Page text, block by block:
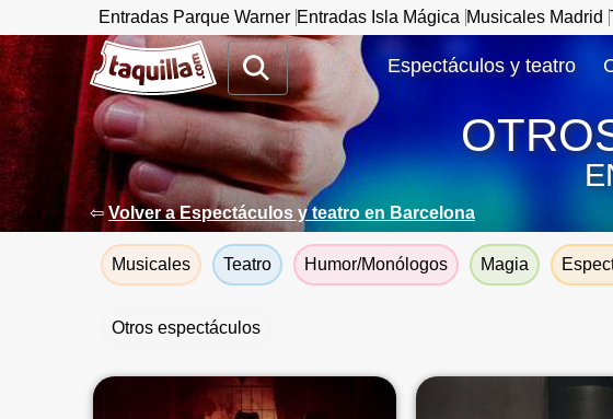
Entradas Parque Warner Entradas Isla Mágica Musicales Madrid
www.taquilla.com
Espectáculos y teatro
⇦Volver a Espectáculos y teatro en Barcelona
Musicales Teatro Humor/Monólogos Magia
Otros espectáculos